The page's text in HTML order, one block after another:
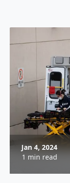
Jan 4, 2024
1 min read